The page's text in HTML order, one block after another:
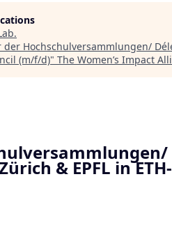
.
der Hochschulversammlungen/
(m/f/d)" The Women’s Impact
& EPFL in